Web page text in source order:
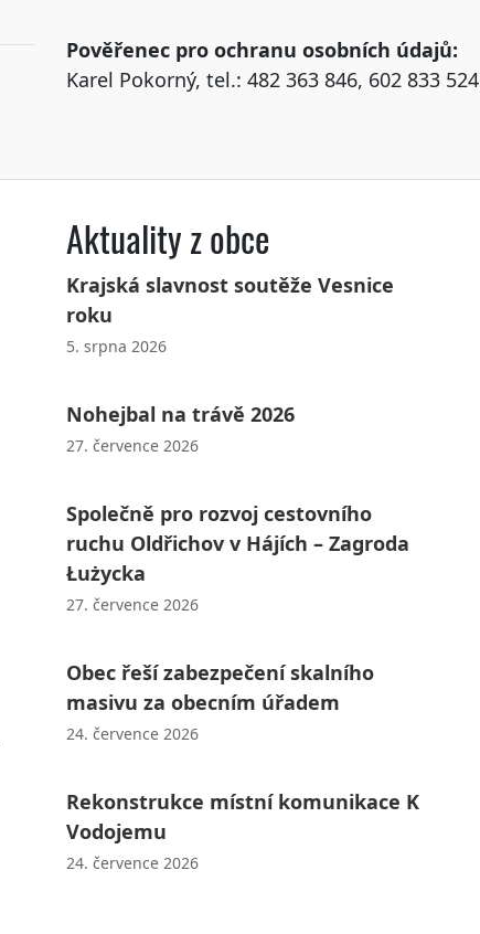
Pověřenec pro ochranu osobních údajů:
Karel Pokorný, tel.: 482 363 846, 602 833 524
Aktuality z obce
Krajská slavnost soutěže Vesnice
roku
5. srpna 2026
Nohejbal na trávě 2026
27. července 2026
Společně pro rozvoj cestovního
ruchu Oldřichov v Hájích – Zagroda
Łużycka
27. července 2026
Obec řeší zabezpečení skalního
masivu za obecním úřadem
24. července 2026
Rekonstrukce místní komunikace K
Vodojemu
24. července 2026